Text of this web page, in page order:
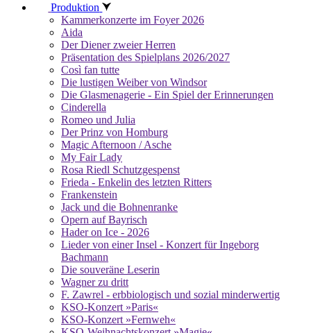
Produktion
Kammerkonzerte im Foyer 2026
Aida
Der Diener zweier Herren
Präsentation des Spielplans 2026/2027
Così fan tutte
Die lustigen Weiber von Windsor
Die Glasmenagerie - Ein Spiel der Erinnerungen
Cinderella
Romeo und Julia
Der Prinz von Homburg
Magic Afternoon / Asche
My Fair Lady
Rosa Riedl Schutzgespenst
Frieda - Enkelin des letzten Ritters
Frankenstein
Jack und die Bohnenranke
Opern auf Bayrisch
Hader on Ice - 2026
Lieder von einer Insel - Konzert für Ingeborg
Bachmann
Die souveräne Leserin
Wagner zu dritt
F. Zawrel - erbbiologisch und sozial minderwertig
KSO-Konzert »Paris«
KSO-Konzert »Fernweh«